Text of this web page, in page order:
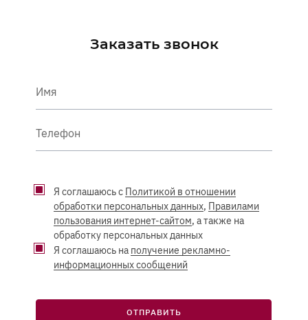
Заказать звонок
Имя
Телефон
Я соглашаюсь с Политикой в отношении
обработки персональных данных, Правилами
пользования интернет-сайтом, а также на
обработку персональных данных
Я соглашаюсь на получение рекламно-
информационных сообщений
ОТПРАВИТЬ